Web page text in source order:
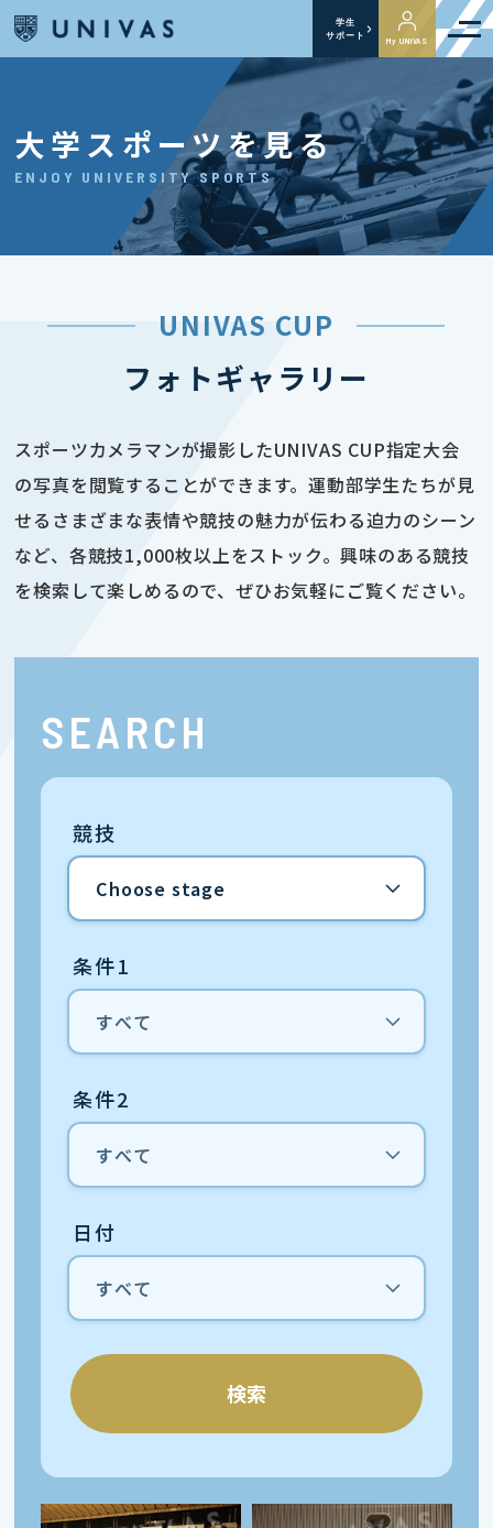
学生
サポート
My UNIVAS
大学スポーツを見る
ENJOY UNIVERSITY SPORTS
UNIVAS CUP
フォトギャラリー
スポーツカメラマンが撮影したUNIVAS CUP指定大会
の写真を閲覧することができます。運動部学生たちが見
せるさまざまな表情や競技の魅力が伝わる迫力のシーン
など、各競技1,000枚以上をストック。興味のある競技
を検索して楽しめるので、ぜひお気軽にご覧ください。
SEARCH
競技
条件1
条件2
日付
検索